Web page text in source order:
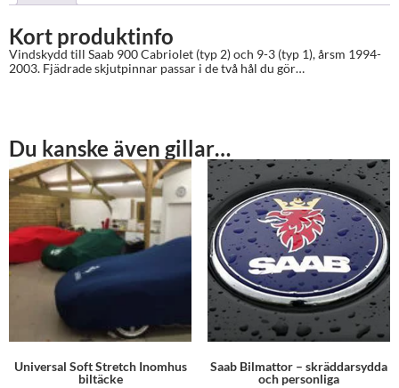
Kort produktinfo
Vindskydd till Saab 900 Cabriolet (typ 2) och 9-3 (typ 1), årsm 1994-
2003. Fjädrade skjutpinnar passar i de två hål du gör…
Du kanske även gillar…
Universal Soft Stretch Inomhus
biltäcke
Saab Bilmattor – skräddarsydda
och personliga